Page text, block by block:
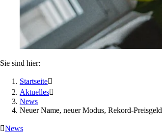
Sie sind hier:
Startseite
Aktuelles
News
Neuer Name, neuer Modus, Rekord-Preisgeld
News